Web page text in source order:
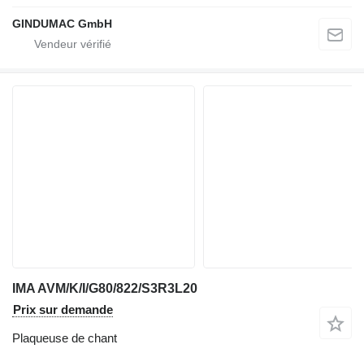
GINDUMAC GmbH
IMA AVM/K/I/G80/822/S3R3L20
Prix sur demande
Plaqueuse de chant